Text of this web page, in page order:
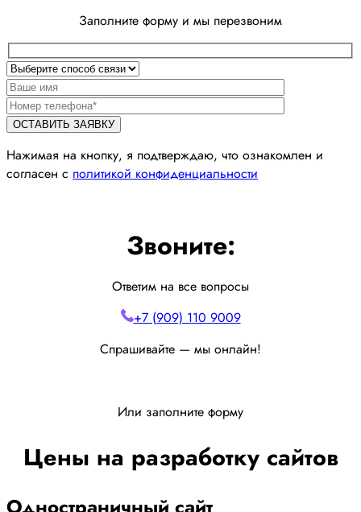
Заполните форму и мы перезвоним
Нажимая на кнопку, я подтверждаю, что ознакомлен и
согласен с политикой конфиденциальности
Звоните:
Ответим на все вопросы
+7 (909) 110 9009
Спрашивайте — мы онлайн!
Или заполните форму
Цены на разработку сайтов